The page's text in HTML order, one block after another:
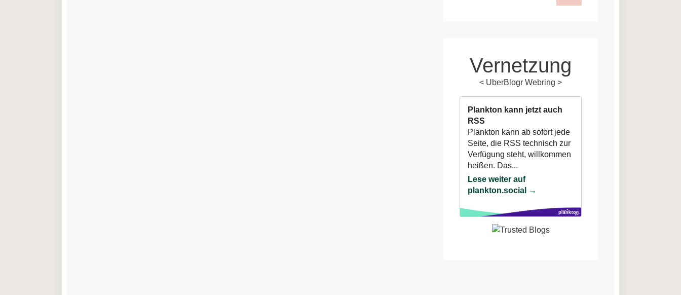
Vernetzung
< UberBlogr Webring >
Plankton kann jetzt auch
RSS
Plankton kann ab sofort jede
Seite, die RSS technisch zur
Verfügung steht, willkommen
heißen. Das...
Lese weiter auf
plankton.social →